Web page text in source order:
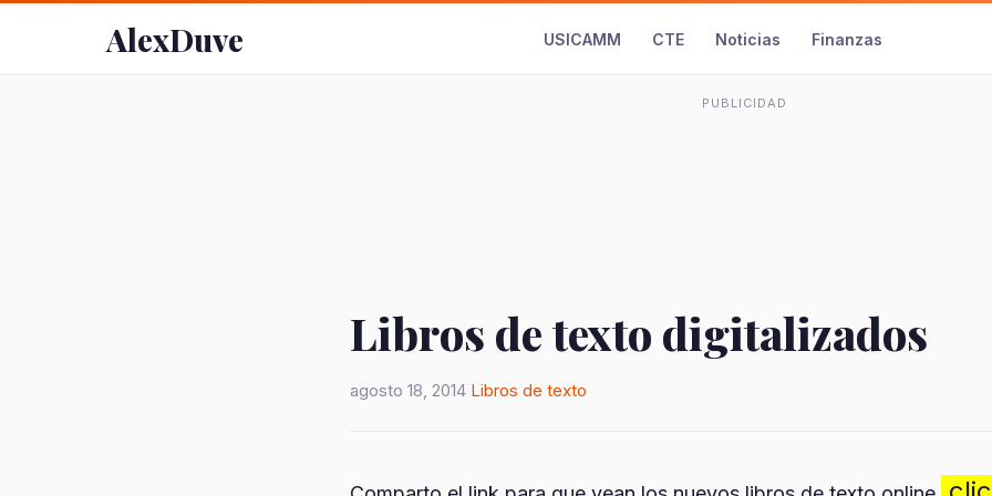
AlexDuve USICAMM CTE Noticias Finanzas
PUBLICIDAD
Libros de texto digitalizados
agosto 18, 2014 Libros de texto